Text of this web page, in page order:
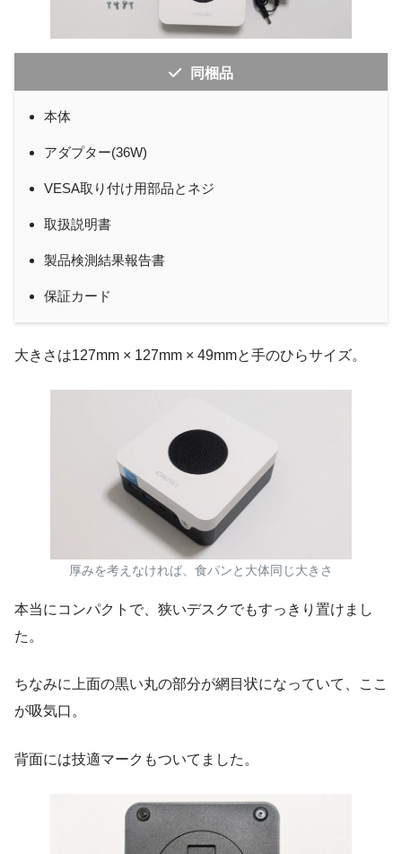
同梱品
本体
アダプター(36W)
VESA取り付け用部品とネジ
取扱説明書
製品検測結果報告書
保証カード
大きさは127mm × 127mm × 49mmと手のひらサイズ。
厚みを考えなければ、食パンと大体同じ大きさ
本当にコンパクトで、狭いデスクでもすっきり置けまし
た。
ちなみに上面の黒い丸の部分が網目状になっていて、ここ
が吸気口。
背面には技適マークもついてました。